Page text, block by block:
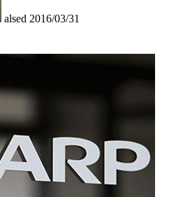
alsed 2016/03/31